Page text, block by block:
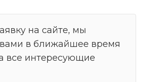
на сайте, мы
в ближайшее время
все интересующие